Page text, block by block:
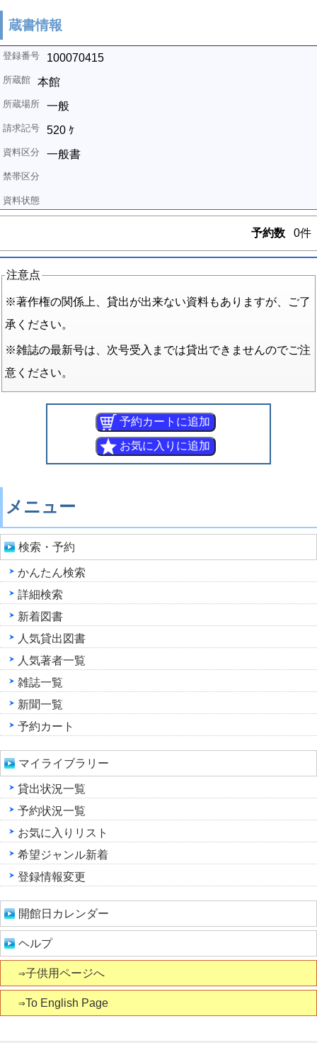
蔵書情報
100070415
本館
一般
520 ｹ
一般書
予約数 0件
注意点
※著作権の関係上、貸出が出来ない資料もありますが、ご了
承ください。
※雑誌の最新号は、次号受入までは貸出できませんのでご注
意ください。
メニュー
検索・予約
かんたん検索
詳細検索
新着図書
人気貸出図書
人気著者一覧
雑誌一覧
新聞一覧
予約カート
マイライブラリー
貸出状況一覧
予約状況一覧
お気に入りリスト
希望ジャンル新着
登録情報変更
開館日カレンダー
ヘルプ
⇒子供用ページへ
⇒To English Page